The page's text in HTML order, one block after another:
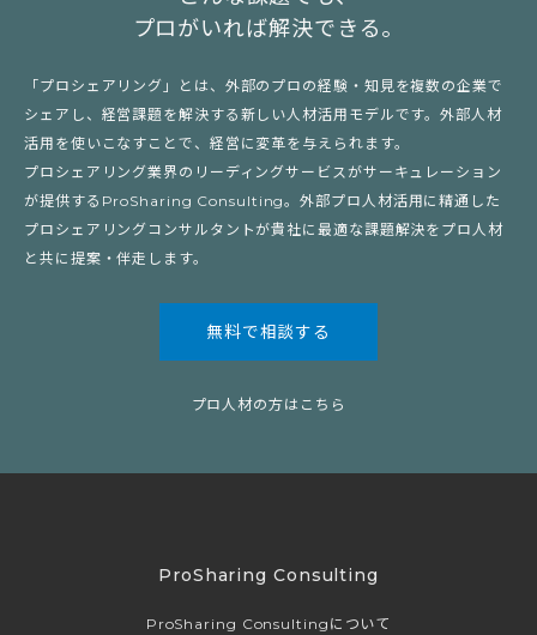
プロがいれば解決できる。
「プロシェアリング」とは、外部のプロの経験・知見を複数の企業で
シェアし、経営課題を解決する新しい人材活用モデルです。外部人材
活用を使いこなすことで、経営に変革を与えられます。
プロシェアリング業界のリーディングサービスがサーキュレーション
が提供するProSharing Consulting。外部プロ人材活用に精通した
プロシェアリングコンサルタントが貴社に最適な課題解決をプロ人材
と共に提案・伴走します。
無料で相談する
プロ人材の方はこちら
ProSharing Consulting
ProSharing Consultingについて